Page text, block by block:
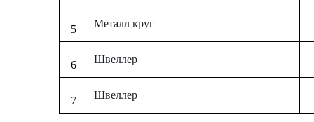
5 Металл круг
6 Швеллер
7 Швеллер